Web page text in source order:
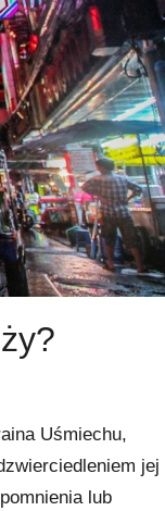
Uśmiechu,
jej
lub